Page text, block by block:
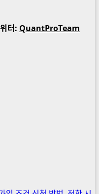
터: QuantProTeam